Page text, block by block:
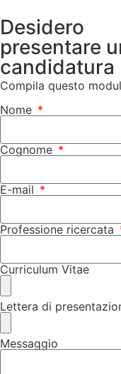
Desidero
presentare
candidatura
Compila questo
Nome
Cognome
E-mail
Professione ricercata
Curriculum Vitae
Lettera di
Messaggio